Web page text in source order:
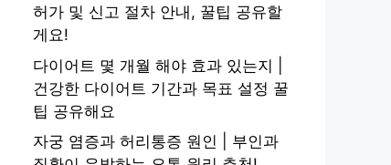
허가 및 신고 절차 안내, 꿀팁 공유할
게요!
다이어트 몇 개월 해야 효과 있는지 |
건강한 다이어트 기간과 목표 설정 꿀
팁 공유해요
자궁 염증과 허리통증 원인 | 부인과